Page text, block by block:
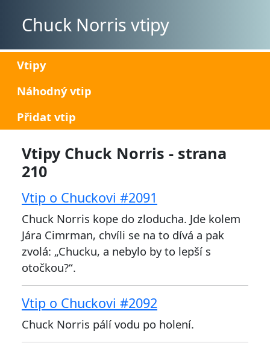
Chuck Norris vtipy
Vtipy
Náhodný vtip
Přidat vtip
Vtipy Chuck Norris - strana
210
Vtip o Chuckovi #2091
Chuck Norris kope do zloducha. Jde kolem
Jára Cimrman, chvíli se na to dívá a pak
zvolá: „Chucku, a nebylo by to lepší s
otočkou?“.
Vtip o Chuckovi #2092
Chuck Norris pálí vodu po holení.